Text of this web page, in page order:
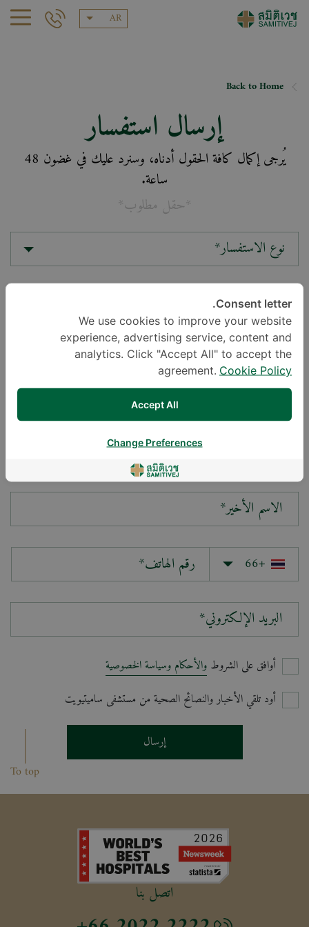
AR
Back to Home
إرسال استفسار
يُرجى إكمال كافة الحقول أدناه، وسنرد عليك في غضون 48
ساعة.
*حقل مطلوب*
نوع الاستفسار*
الموقع*
سؤالك*
الاسم الأخير*
البريد الإلكتروني*
أوافق على الشروط والأحكام وسياسة الخصوصية
أود تلقي الأخبار والنصائح الصحية من مستشفى ساميتيويت
إرسال
To top
اتصل بنا
Consent letter.
We use cookies to improve your website
experience, advertising service, content and
analytics. Click "Accept All" to accept the
agreement. Cookie Policy
Accept All
Change Preferences